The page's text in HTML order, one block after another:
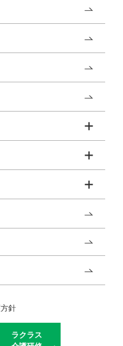
針
ラクラス